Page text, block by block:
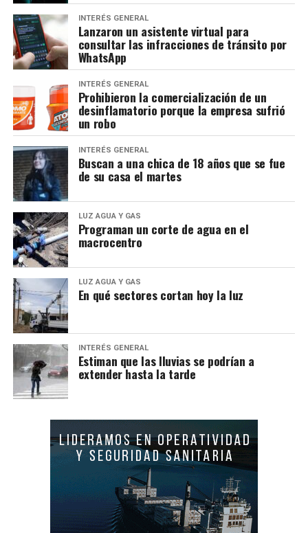
INTERÉS GENERAL
Lanzaron un asistente virtual para
consultar las infracciones de tránsito por
WhatsApp
INTERÉS GENERAL
Prohibieron la comercialización de un
desinflamatorio porque la empresa sufrió
un robo
INTERÉS GENERAL
Buscan a una chica de 18 años que se fue
de su casa el martes
LUZ AGUA Y GAS
Programan un corte de agua en el
macrocentro
LUZ AGUA Y GAS
En qué sectores cortan hoy la luz
INTERÉS GENERAL
Estiman que las lluvias se podrían a
extender hasta la tarde